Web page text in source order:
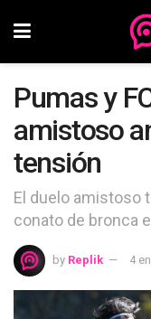
Pumas y
amistoso
tensión
El duelo amistoso
conato de bronca
by Replik 4